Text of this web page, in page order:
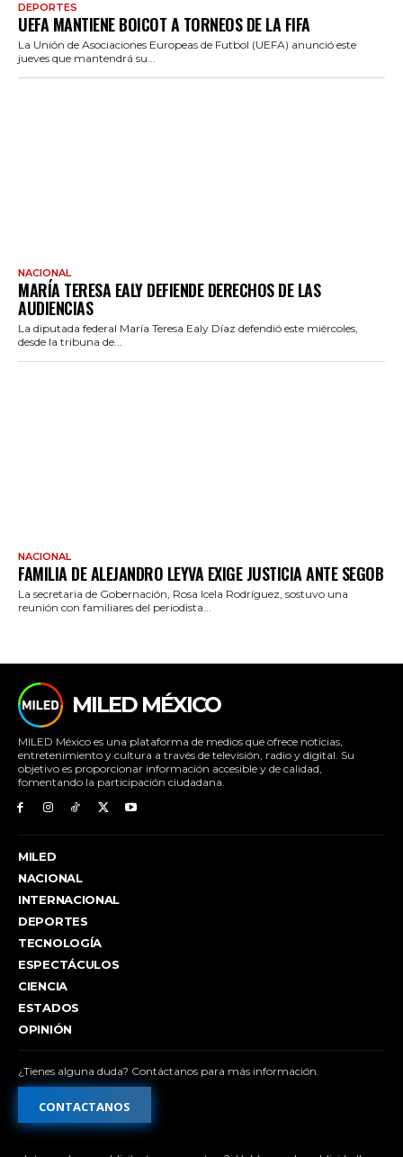
DEPORTES
UEFA MANTIENE BOICOT A TORNEOS DE LA FIFA
La Unión de Asociaciones Europeas de Futbol (UEFA) anunció este
jueves que mantendrá su...
NACIONAL
MARÍA TERESA EALY DEFIENDE DERECHOS DE LAS
AUDIENCIAS
La diputada federal María Teresa Ealy Díaz defendió este miércoles,
desde la tribuna de...
NACIONAL
FAMILIA DE ALEJANDRO LEYVA EXIGE JUSTICIA ANTE SEGOB
La secretaria de Gobernación, Rosa Icela Rodríguez, sostuvo una
reunión con familiares del periodista...
MILED MÉXICO
MILED México es una plataforma de medios que ofrece noticias,
entretenimiento y cultura a través de televisión, radio y digital. Su
objetivo es proporcionar información accesible y de calidad,
fomentando la participación ciudadana.
MILED
NACIONAL
INTERNACIONAL
DEPORTES
TECNOLOGÍA
ESPECTÁCULOS
CIENCIA
ESTADOS
OPINIÓN
¿Tienes alguna duda? Contáctanos para más información.
CONTACTANOS